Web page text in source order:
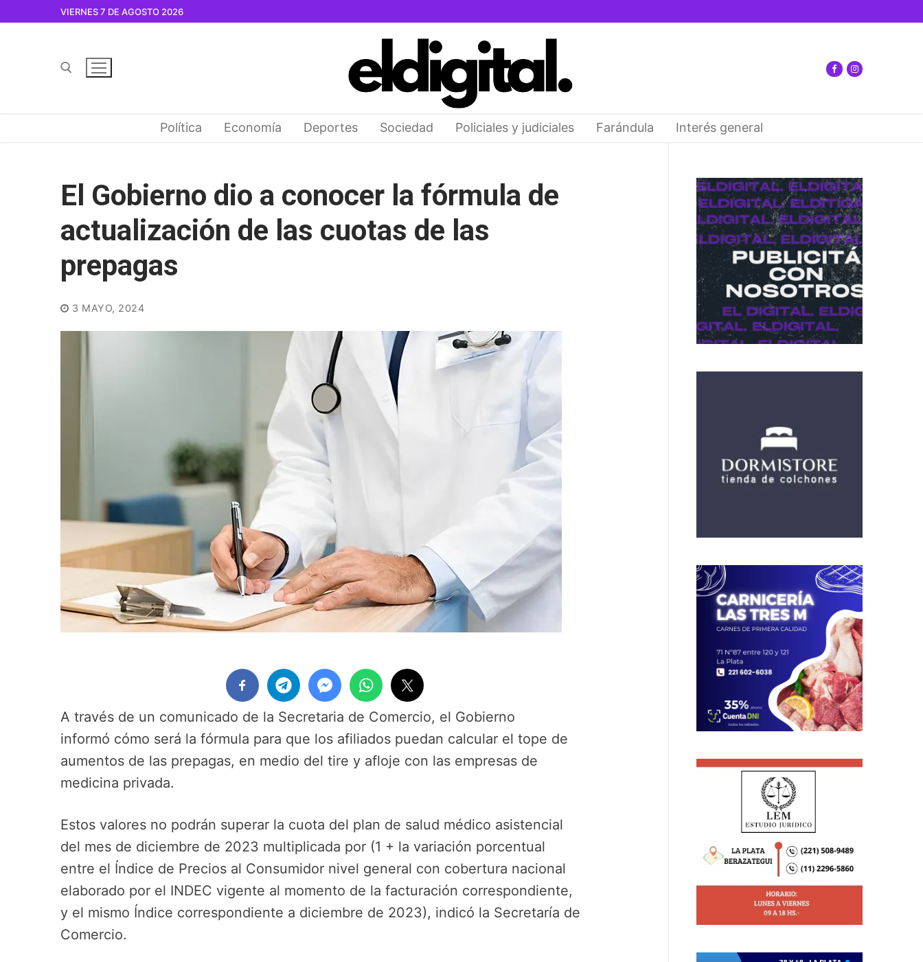
VIERNES 7 DE AGOSTO 2026
Política Economía Deportes Sociedad Policiales y judiciales Farándula Interés general
El Gobierno dio a conocer la fórmula de
actualización de las cuotas de las
prepagas
3 MAYO, 2024
A través de un comunicado de la Secretaria de Comercio, el Gobierno
informó cómo será la fórmula para que los afiliados puedan calcular el tope de
aumentos de las prepagas, en medio del tire y afloje con las empresas de
medicina privada.
Estos valores no podrán superar la cuota del plan de salud médico asistencial
del mes de diciembre de 2023 multiplicada por (1 + la variación porcentual
entre el Índice de Precios al Consumidor nivel general con cobertura nacional
elaborado por el INDEC vigente al momento de la facturación correspondiente,
y el mismo Índice correspondiente a diciembre de 2023), indicó la Secretaría de
Comercio.